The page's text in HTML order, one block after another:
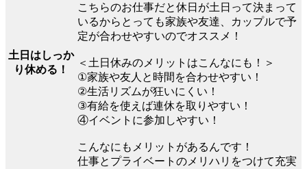
土日はしっか
り休める！
こちらのお仕事だと休日が土日って決まって
いるからとっても家族や友達、カップルで予
定が合わせやすいのでオススメ！
＜土日休みのメリットはこんなにも！＞
①家族や友人と時間を合わせやすい！
②生活リズムが狂いにくい！
③有給を使えば連休を取りやすい！
④イベントに参加しやすい！
こんなにもメリットがあるんです！
仕事とプライベートのメリハリをつけて充実